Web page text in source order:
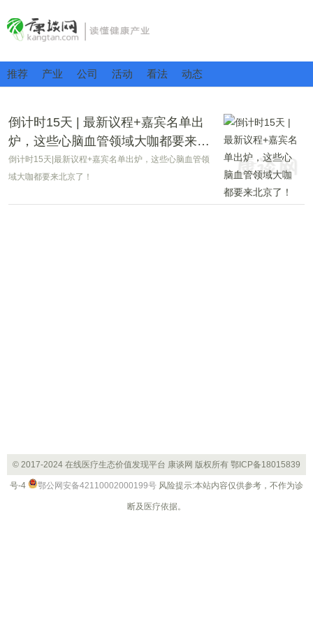
推荐 产业 公司 活动 看法 动态
倒计时15天 | 最新议程+嘉宾名单出
炉，这些心脑血管领域大咖都要来北
京了！
倒计时15天|最新议程+嘉宾名单出炉，这些心脑血管领
域大咖都要来北京了！
© 2017-2024 在线医疗生态价值发现平台 康谈网 版权所有 鄂ICP备18015839
号-4 鄂公网安备42110002000199号 风险提示:本站内容仅供参考，不作为诊
断及医疗依据。